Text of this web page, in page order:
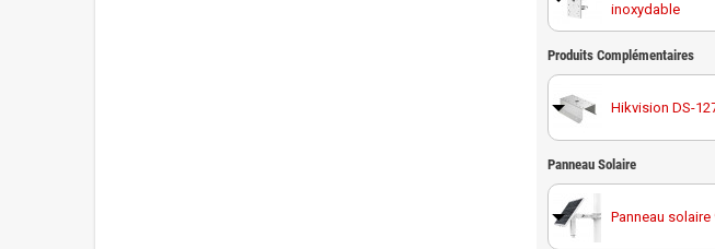
inoxydable
Hikvision DS-
anticorrosion
Produits Complémentaires
Hikvision DS-
Hikvision DS-
Panneau Solaire
Panneau solaire